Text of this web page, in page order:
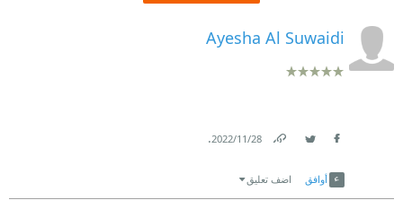
Ayesha Al Suwaidi
28‏/11‏/2022
.
أوافق اضف تعليق